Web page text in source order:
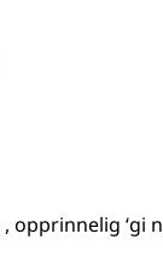
, opprinnelig ‘gi